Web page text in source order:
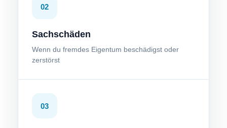
02
Sachschäden
Wenn du fremdes Eigentum beschädigst oder
zerstörst
03